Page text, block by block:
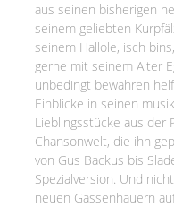
aus seinen bisherigen
seinem geliebten
seinem Hallole, isch
gerne mit seinem Alter
unbedingt bewahren
Einblicke in seinen
Lieblingsstücke aus der
Chansonwelt, die ihn
von Gus Backus bis
Spezialversion. Und
neuen Gassenhauern